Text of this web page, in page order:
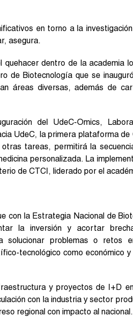
en torno a la
asegura.
dentro de la academia
de Biotecnología que se
áreas diversas, además de
del UdeC-Omics,
UdeC, la primera plataforma
tareas, permitirá la
personalizada. La
de CTCI, liderado por el
con la Estrategia Nacional de
la inversión y acortar
solucionar problemas o retos
tecnológico como económico
y proyectos de I+D
con la industria y sector
regional con impacto al nacional.